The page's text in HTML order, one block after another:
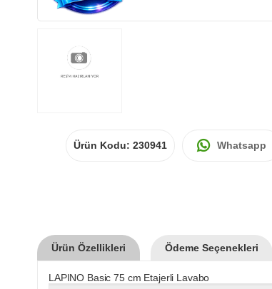
Ürün Kodu: 230941 Whatsapp
Ürün Özellikleri Ödeme Seçenekleri
LAPINO Basic 75 cm Etajerli Lavabo